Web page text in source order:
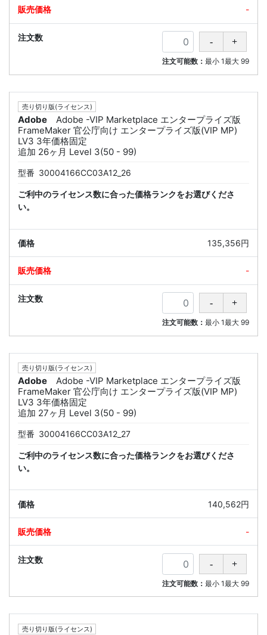
-
注文可能数： 最小 1最大 99
売り切り版(ライセンス)
Adobe
Adobe -VIP Marketplace エンタープライズ版
FrameMaker 官公庁向け エンタープライズ版(VIP MP)
LV3 3年価格固定
追加 26ヶ月 Level 3(50 - 99)
型番 30004166CC03A12_26
ご利中のライセンス数に合った価格ランクをお選びくださ
い。
135,356円
-
注文可能数： 最小 1最大 99
売り切り版(ライセンス)
Adobe
Adobe -VIP Marketplace エンタープライズ版
FrameMaker 官公庁向け エンタープライズ版(VIP MP)
LV3 3年価格固定
追加 27ヶ月 Level 3(50 - 99)
型番 30004166CC03A12_27
ご利中のライセンス数に合った価格ランクをお選びくださ
い。
140,562円
-
注文可能数： 最小 1最大 99
売り切り版(ライセンス)